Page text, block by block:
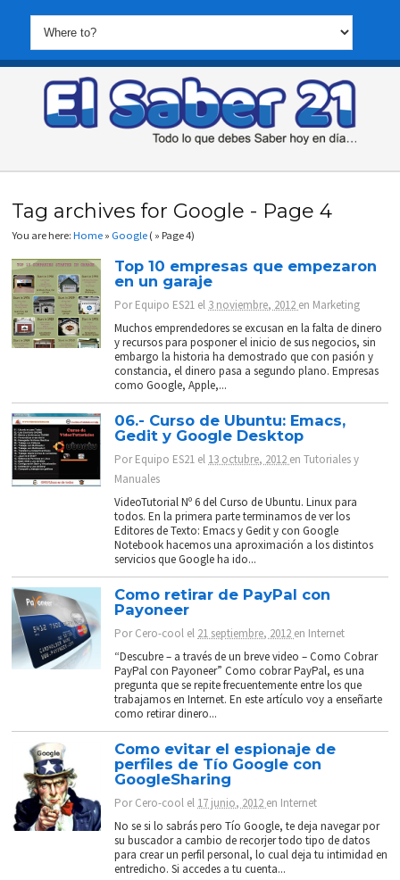
Tag archives for Google - Page 4
You are here:Home » Google ( » Page 4)
Top 10 empresas que empezaron
en un garaje
PorEquipo ES21 el 3 noviembre, 2012 en Marketing
Muchos emprendedores se excusan en la falta de dinero
y recursos para posponer el inicio de sus negocios, sin
embargo la historia ha demostrado que con pasión y
constancia, el dinero pasa a segundo plano. Empresas
como Google, Apple,...
06.- Curso de Ubuntu: Emacs,
Gedit y Google Desktop
PorEquipo ES21 el 13 octubre, 2012 enTutoriales y
Manuales
VideoTutorial Nº 6 del Curso de Ubuntu. Linux para
todos. En la primera parte terminamos de ver los
Editores de Texto: Emacs y Gedit y con Google
Notebook hacemos una aproximación a los distintos
servicios que Google ha ido...
Como retirar de PayPal con
Payoneer
PorCero-cool el 21 septiembre, 2012 en Internet
“Descubre – a través de un breve video – Como Cobrar
PayPal con Payoneer” Como cobrar PayPal, es una
pregunta que se repite frecuentemente entre los que
trabajamos en Internet. En este artículo voy a enseñarte
como retirar dinero...
Como evitar el espionaje de
perfiles de Tío Google con
GoogleSharing
PorCero-cool el 17 junio, 2012 en Internet
No se si lo sabrás pero Tío Google, te deja navegar por
su buscador a cambio de recorjer todo tipo de datos
para crear un perfil personal, lo cual deja tu intimidad en
entredicho. Si accedes a tu cuenta...